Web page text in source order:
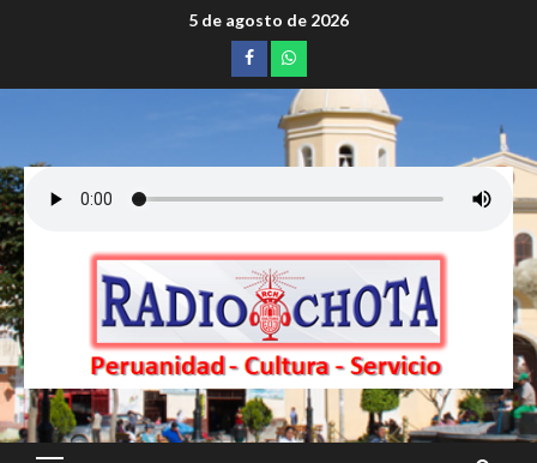
5 de agosto de 2026
Facebookwhatsapp